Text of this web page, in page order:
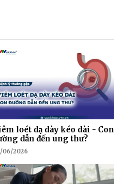
loét dạ dày kéo dài - Con
dẫn đến ung thư?
06/2026